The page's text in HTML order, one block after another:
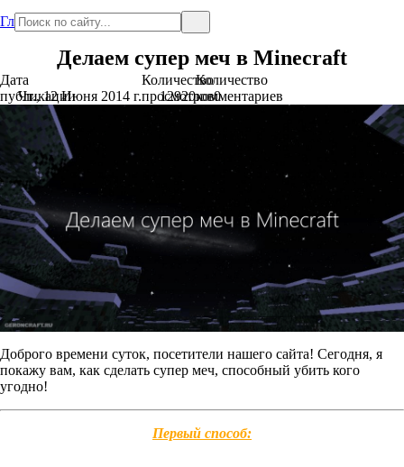
Главная
Делаем супер меч в Minecraft
Дата
публикации
Чт., 12 Июня 2014 г.
Количество
просмотров
12920
Количество
комментариев
0
Доброго времени суток, посетители нашего сайта! Сегодня, я
покажу вам, как сделать супер меч, способный убить кого
угодно!
Первый способ: